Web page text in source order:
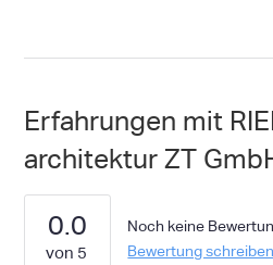
Erfahrungen mit
architektur ZT
0.0
Noch keine
Bewertung schreiben